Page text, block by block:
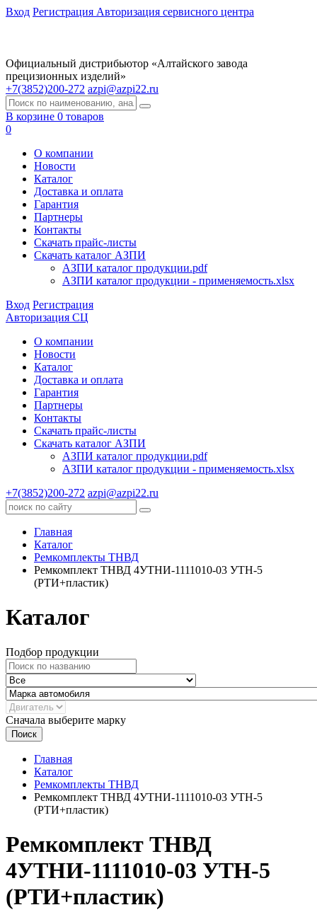
Вход Регистрация Авторизация сервисного центра
Официальный дистрибьютор «Алтайского завода
прецизионных изделий»
+7(3852)200-272 azpi@azpi22.ru
В корзине 0 товаров
0
О компании
Новости
Каталог
Доставка и оплата
Гарантия
Партнеры
Контакты
Скачать прайс-листы
Скачать каталог АЗПИ
АЗПИ каталог продукции.pdf
АЗПИ каталог продукции - применяемость.xlsx
Вход Регистрация
Авторизация СЦ
О компании
Новости
Каталог
Доставка и оплата
Гарантия
Партнеры
Контакты
Скачать прайс-листы
Скачать каталог АЗПИ
АЗПИ каталог продукции.pdf
АЗПИ каталог продукции - применяемость.xlsx
+7(3852)200-272 azpi@azpi22.ru
Главная
Каталог
Ремкомплекты ТНВД
Ремкомплект ТНВД 4УТНИ-1111010-03 УТН-5
(РТИ+пластик)
Каталог
Подбор продукции
Сначала выберите марку
Поиск
Главная
Каталог
Ремкомплекты ТНВД
Ремкомплект ТНВД 4УТНИ-1111010-03 УТН-5
(РТИ+пластик)
Ремкомплект ТНВД
4УТНИ-1111010-03 УТН-5
(РТИ+пластик)